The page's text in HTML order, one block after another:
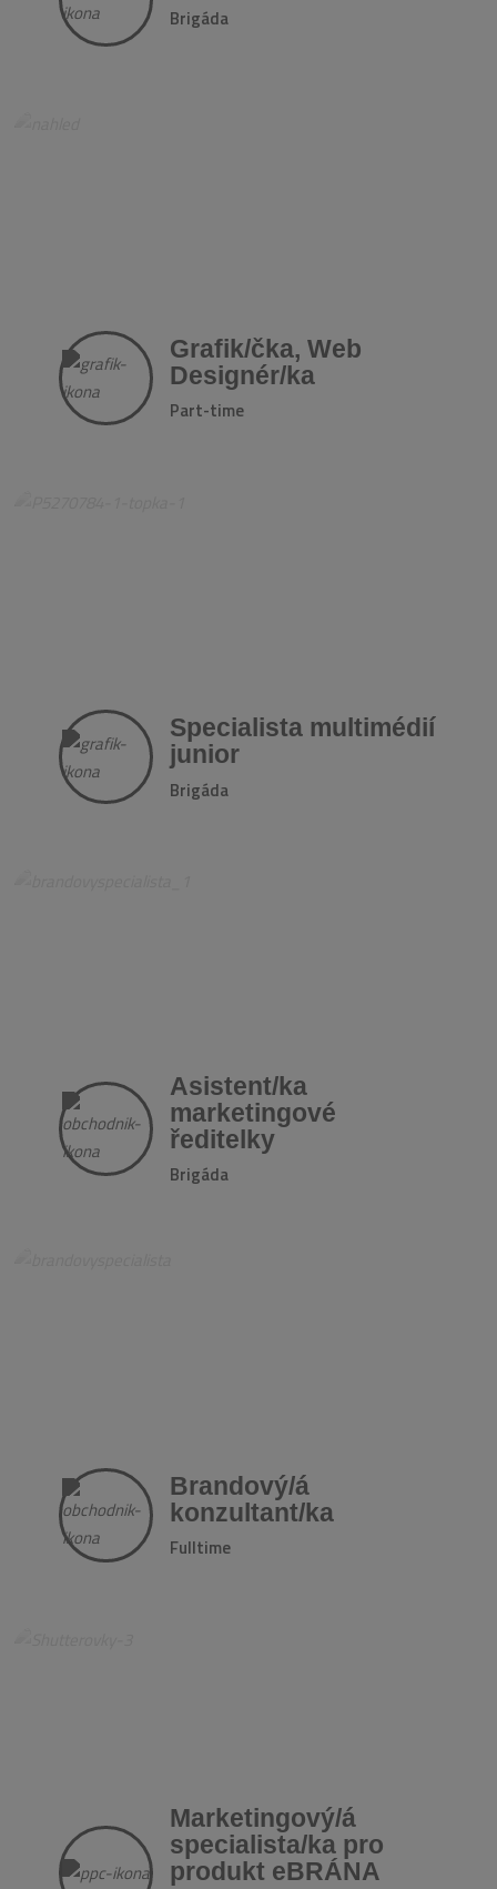
Brigáda
Grafik/čka, Web
Designér/ka
Part-time
Specialista multimédií
junior
Brigáda
Asistent/ka
marketingové
ředitelky
Brigáda
Brandový/á
konzultant/ka
Fulltime
Marketingový/á
specialista/ka pro
produkt eBRÁNA